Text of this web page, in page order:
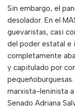
Sin embargo, el
desolador. En el
guevaristas, casi
del poder estatal e
completamente
y capitulado por
marxista-leninista
Senado Adriana